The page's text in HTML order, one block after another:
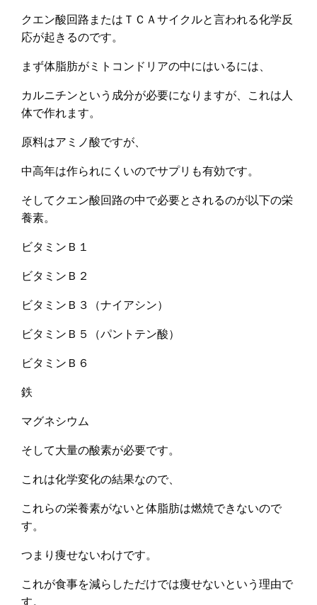
クエン酸回路またはＴＣＡサイクルと言われる化学反
応が起きるのです。
まず体脂肪がミトコンドリアの中にはいるには、
カルニチンという成分が必要になりますが、これは人
体で作れます。
原料はアミノ酸ですが、
中高年は作られにくいのでサプリも有効です。
そしてクエン酸回路の中で必要とされるのが以下の栄
養素。
ビタミンＢ１
ビタミンＢ２
ビタミンＢ３（ナイアシン）
ビタミンＢ５（パントテン酸）
ビタミンＢ６
鉄
マグネシウム
そして大量の酸素が必要です。
これは化学変化の結果なので、
これらの栄養素がないと体脂肪は燃焼できないので
す。
つまり痩せないわけです。
これが食事を減らしただけでは痩せないという理由で
す。